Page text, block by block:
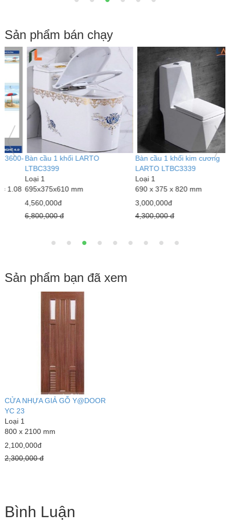
Sản phẩm bán chạy
Bàn cầu 1 khối kim cương
LARTO LTBC3339
690 x 375 x 820 mm
3,000,000đ
4,300,000 đ
Bàn cầu 1 khối LARTO
LTBC3389
770 x 500 x 680 mm
5,020,000đ
7,890,000 đ
Sản phẩm bạn đã xem
CỬA NHỰA GIẢ GỖ Y@DOOR
YC 23
Loại 1
800 x 2100 mm
2,100,000đ
2,300,000 đ
Bình Luận